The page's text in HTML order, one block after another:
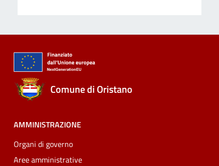
Comune di Oristano
AMMINISTRAZIONE
Organi di governo
Aree amministrative